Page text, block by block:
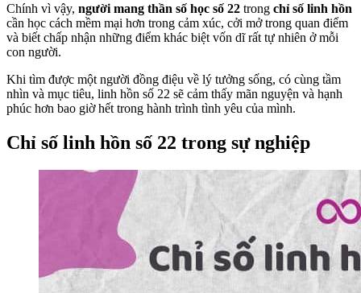
Chính vì vậy, người mang thần số học số 22 trong chỉ số linh hồn
cần học cách mềm mại hơn trong cảm xúc, cởi mở trong quan điểm
và biết chấp nhận những điểm khác biệt vốn dĩ rất tự nhiên ở mỗi
con người.
Khi tìm được một người đồng điệu về lý tưởng sống, có cùng tầm
nhìn và mục tiêu, linh hồn số 22 sẽ cảm thấy mãn nguyện và hạnh
phúc hơn bao giờ hết trong hành trình tình yêu của mình.
Chỉ số linh hồn số 22 trong sự nghiệp